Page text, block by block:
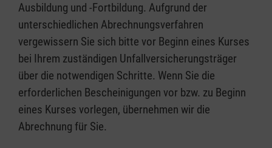
Ausbildung und -Fortbildung. Aufgrund der
unterschiedlichen Abrechnungsverfahren
vergewissern Sie sich bitte vor Beginn eines Kurses
bei Ihrem zuständigen Unfallversicherungsträger
über die notwendigen Schritte. Wenn Sie die
erforderlichen Bescheinigungen vor bzw. zu Beginn
eines Kurses vorlegen, übernehmen wir die
Abrechnung für Sie.